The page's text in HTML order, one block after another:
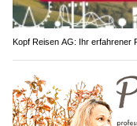
Kopf Reisen AG: Ihr erfahrener